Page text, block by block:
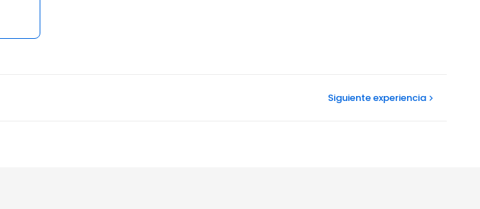
Siguienteexperiencia